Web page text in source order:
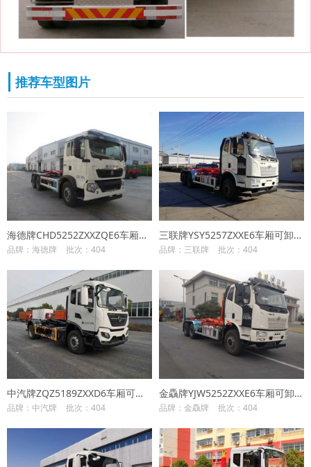
推荐车型图片
海德牌CHD5252ZXXZQE6车厢可卸式垃圾车
品牌：海德牌 批次：404
三联牌YSY5257ZXXE6车厢可卸式垃圾车
品牌：三联牌 批次：404
中汽牌ZQZ5189ZXXD6车厢可卸式垃圾车
品牌：中汽牌 批次：404
金驫牌YJW5252ZXXE6车厢可卸式垃圾车
品牌：金驫牌 批次：404